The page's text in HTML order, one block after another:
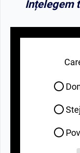
Înțelegem